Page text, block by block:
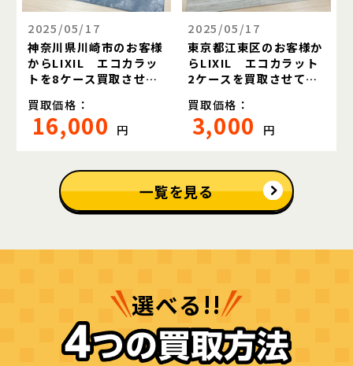
2025/05/17
神奈川県川崎市のお客様
からLIXIL エコカラッ
トを8ケース買取させて
買取価格：
16,000 円
2025/05/17
東京都江東区のお客様か
らLIXIL エコカラット
2ケースを買取させてい
買取価格：
3,000 円
一覧を見る
選べる!!